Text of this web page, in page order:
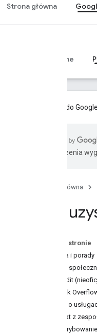
Strona główna
referencyjne
Dodatki do
Tłumaczenia
Strona główna
Jak
Na tej stronie
Pytania i porady
Fora
Reddit
Stack
Opinie o
Kontakt z